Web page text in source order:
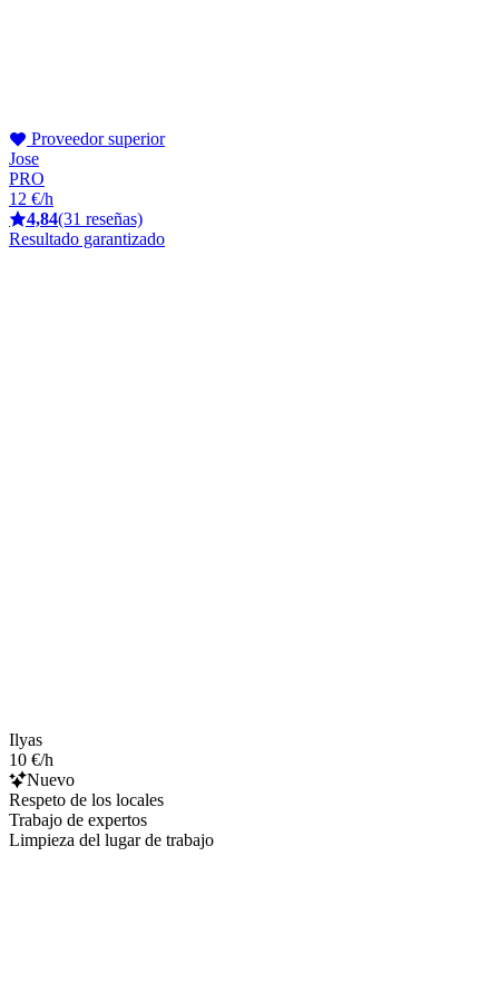
Proveedor superior
Jose
PRO
12 €/h
4,84(31 reseñas)
Resultado garantizado
Ilyas
10 €/h
Nuevo
Respeto de los locales
Trabajo de expertos
Limpieza del lugar de trabajo